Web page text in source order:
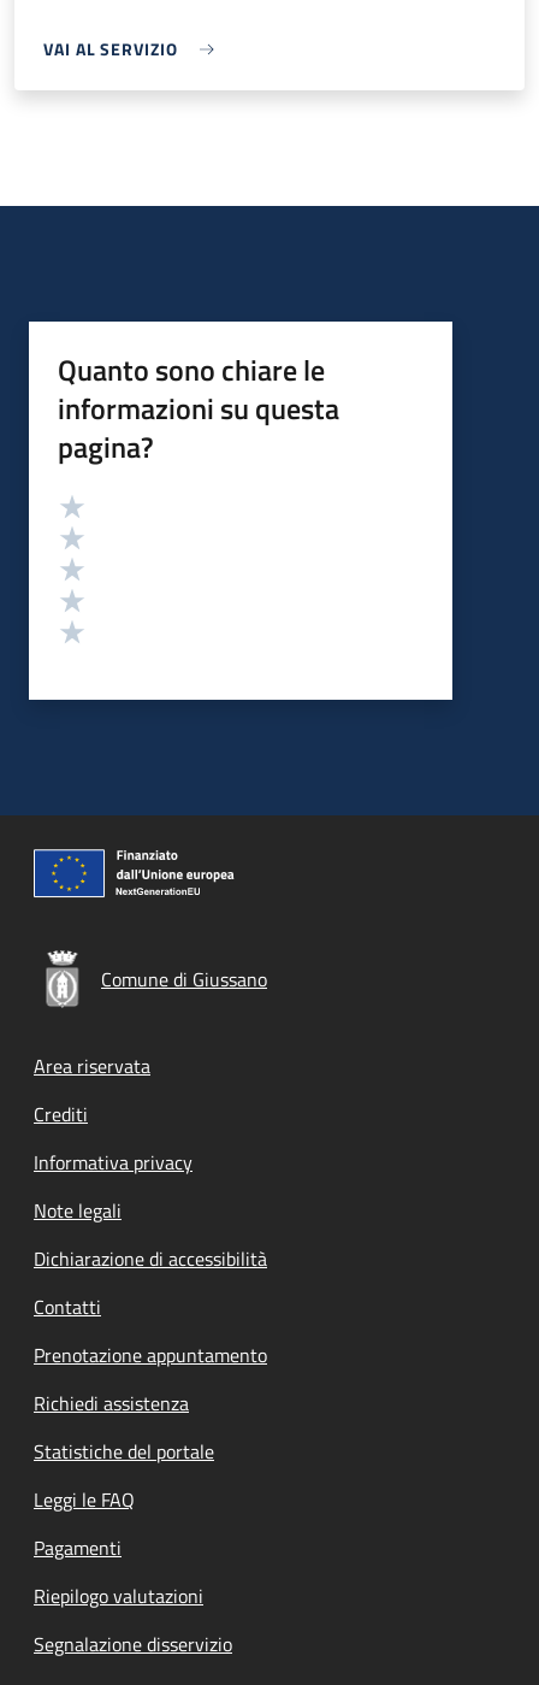
VAI AL SERVIZIO
Quanto sono chiare le
informazioni su questa
pagina?
Valutazione
Comune di Giussano
Footer menu
Area riservata
Crediti
Informativa privacy
Note legali
Dichiarazione di accessibilità
Contatti
Prenotazione appuntamento
Richiedi assistenza
Statistiche del portale
Leggi le FAQ
Pagamenti
Riepilogo valutazioni
Segnalazione disservizio